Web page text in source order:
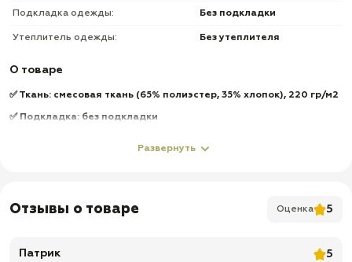
Подкладка одежды: Без подкладки
Утеплитель одежды: Без утеплителя
О товаре
✅ Ткань: смесовая ткань (65% полиэстер, 35% хлопок), 220 гр/м2
✅ Подкладка: без подкладки
✅ Низ куртки на резинке
✅ Капюшон утягивается по овалу лица
Развернуть
Отзывы о товаре Оценка 5
Патрик
5